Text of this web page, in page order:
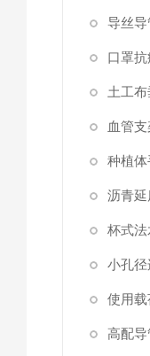
口罩
土工
血管
种植
沥青
杯式
小孔